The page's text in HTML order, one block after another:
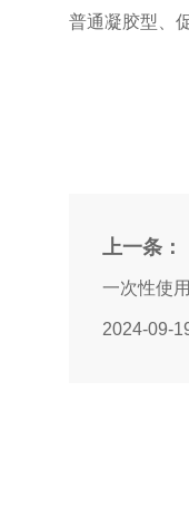
普通凝胶型、
上一条：
一次性使
2024-09-